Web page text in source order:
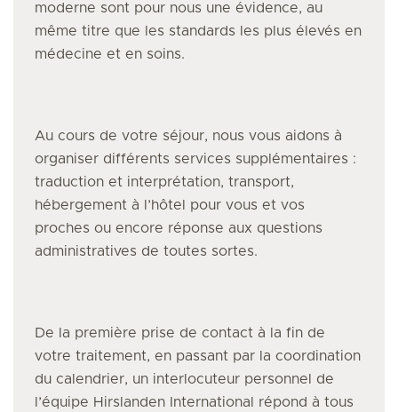
moderne sont pour nous une évidence, au
même titre que les standards les plus élevés en
médecine et en soins.
Au cours de votre séjour, nous vous aidons à
organiser différents services supplémentaires :
traduction et interprétation, transport,
hébergement à l’hôtel pour vous et vos
proches ou encore réponse aux questions
administratives de toutes sortes.
De la première prise de contact à la fin de
votre traitement, en passant par la coordination
du calendrier, un interlocuteur personnel de
l’équipe Hirslanden International répond à tous